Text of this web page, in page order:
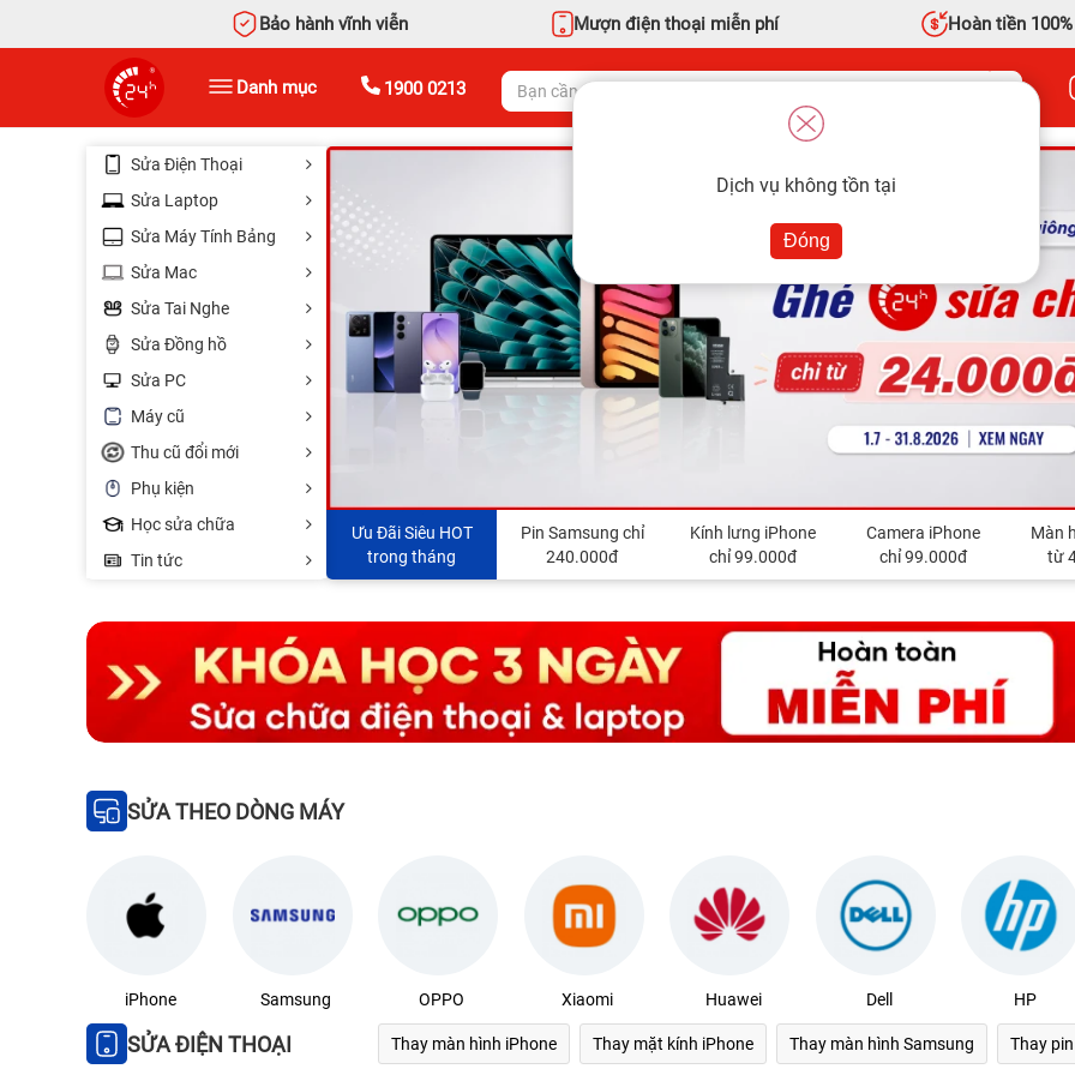
Bảo hành vĩnh viễn Mượn điện thoại miễn phí Hoàn tiền 100%
Danh mục 1900 0213
Dịch vụ không tồn tại
Đóng
Sửa Điện Thoại
Sửa Laptop
Sửa Máy Tính Bảng
Sửa Mac
Sửa Tai Nghe
Sửa Đồng hồ
Sửa PC
Máy cũ
Thu cũ đổi mới
Phụ kiện
Học sửa chữa
Tin tức
Thay RAM chỉ
350.000đ
Bàn phím
Ưu Đãi Siêu HOT
trong tháng
Pin Samsung chỉ
240.000đ
Kính lưng iPhone
chỉ 99.000đ
Camera iPhone
chỉ 99.000đ
Màn
từ
SỬA THEO DÒNG MÁY
iPhone Samsung OPPO Xiaomi Huawei Dell HP
SỬA ĐIỆN THOẠI Thay màn hình iPhone Thay mặt kính iPhone Thay màn hình Samsung Thay